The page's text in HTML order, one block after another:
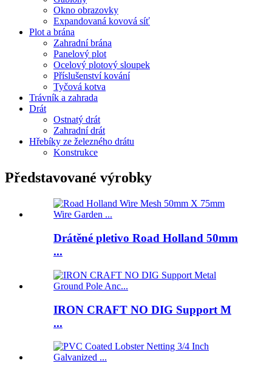
Okno obrazovky
Expandovaná kovová síť
Plot a brána
Zahradní brána
Panelový plot
Ocelový plotový sloupek
Příslušenství kování
Tyčová kotva
Trávník a zahrada
Drát
Ostnatý drát
Zahradní drát
Hřebíky ze železného drátu
Konstrukce
Představované výrobky
Drátěné pletivo Road Holland 50mm
...
IRON CRAFT NO DIG Support M
...